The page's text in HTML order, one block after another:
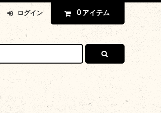
ログイン 0 アイテム